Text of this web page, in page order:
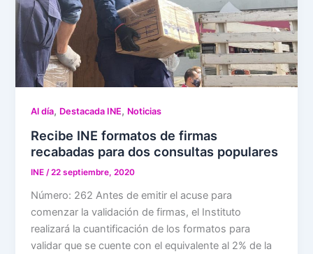
Al día, Destacada INE, Noticias
Recibe INE formatos de firmas
recabadas para dos consultas populares
INE/22 septiembre, 2020
Número: 262 Antes de emitir el acuse para
comenzar la validación de firmas, el Instituto
realizará la cuantificación de los formatos para
validar que se cuente con el equivalente al 2% de la